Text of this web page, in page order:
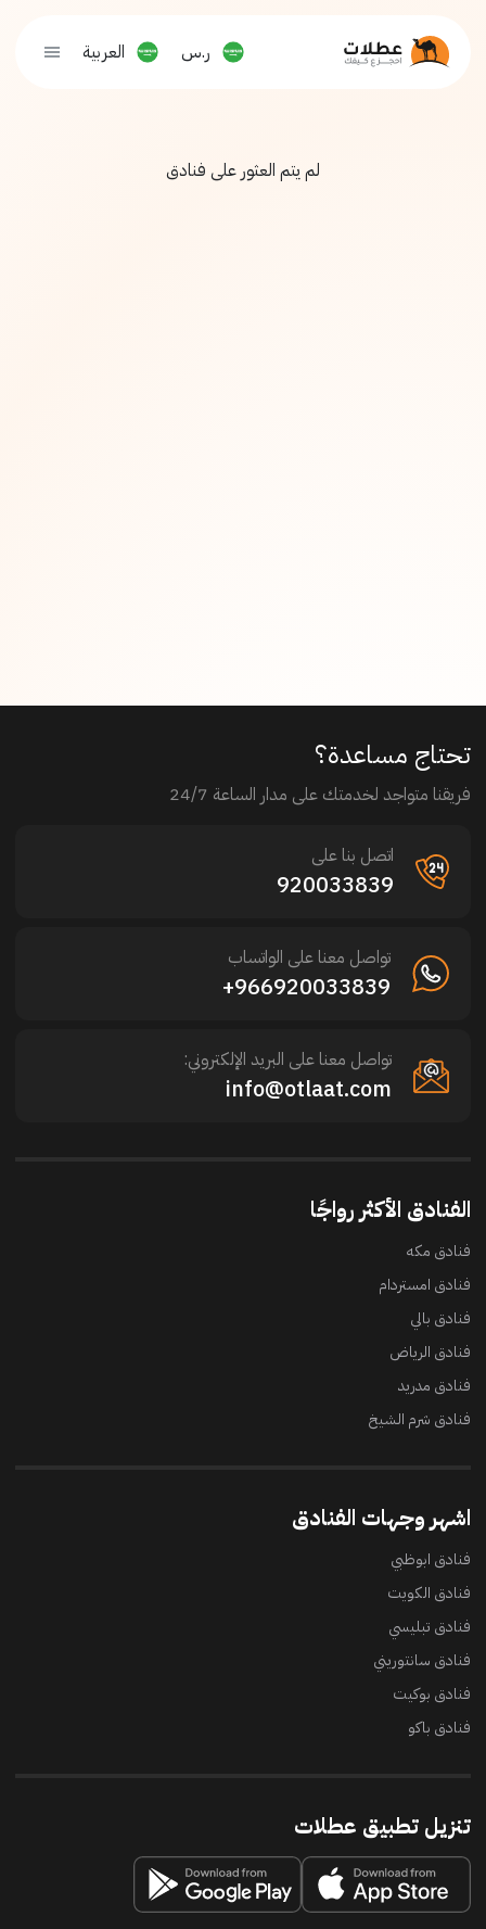
ر.س العربية
لم يتم العثور على فنادق
تحتاج مساعدة؟
فريقنا متواجد لخدمتك على مدار الساعة 24/7
اتصل بنا على
920033839
تواصل معنا على الواتساب
966920033839+
تواصل معنا على البريد الإلكتروني:
info@otlaat.com
الفنادق الأكثر رواجًا
فنادق مكه
فنادق امستردام
فنادق بالي
فنادق الرياض
فنادق مدريد
فنادق شرم الشيخ
اشهر وجهات الفنادق
فنادق ابوظبي
فنادق الكويت
فنادق تبليسي
فنادق سانتوريني
فنادق بوكيت
فنادق باكو
تنزيل تطبيق عطلات